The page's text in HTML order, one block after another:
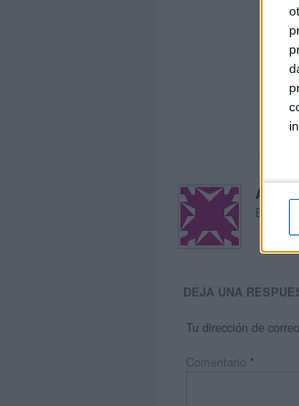
El autor
DEJA UNA
Tu dirección de
Comentario *